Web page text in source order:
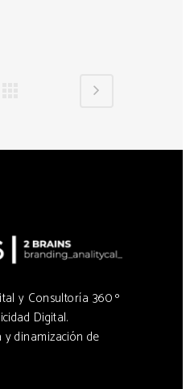
y Consultoría 360 º
Digital.
y dinamización de